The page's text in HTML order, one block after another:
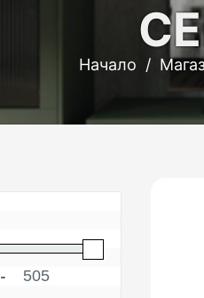
Начало /
Minimum Price
-Maximum Price